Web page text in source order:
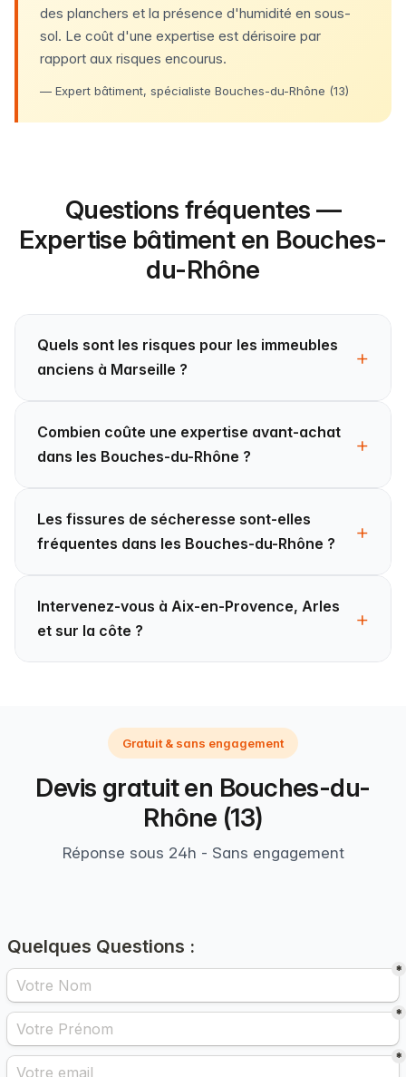
des planchers et la présence d'humidité en sous-
sol. Le coût d'une expertise est dérisoire par
rapport aux risques encourus.
— Expert bâtiment, spécialiste Bouches-du-Rhône (13)
Questions fréquentes —
Expertise bâtiment en Bouches-
du-Rhône
Quels sont les risques pour les immeubles
anciens à Marseille ?
Combien coûte une expertise avant-achat
dans les Bouches-du-Rhône ?
Les fissures de sécheresse sont-elles
fréquentes dans les Bouches-du-Rhône ?
Intervenez-vous à Aix-en-Provence, Arles
et sur la côte ?
Gratuit & sans engagement
Devis gratuit en Bouches-du-
Rhône (13)
Réponse sous 24h - Sans engagement